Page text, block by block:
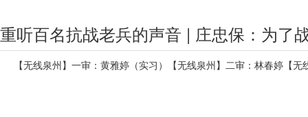
【无线泉州】一审：黄雅婷（实习）【无线泉州】二审：林春婷【